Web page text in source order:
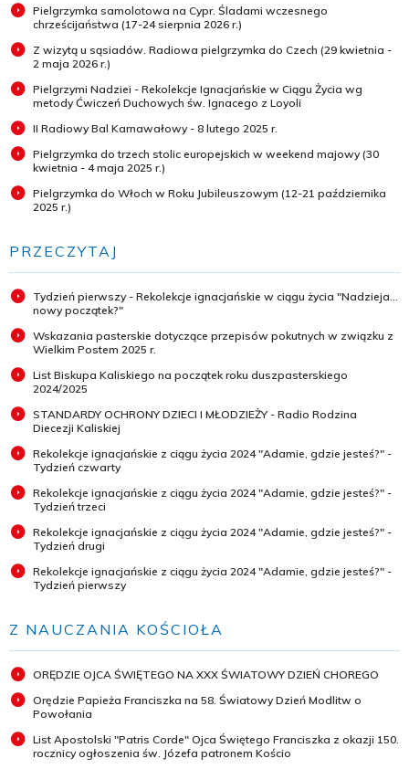
Pielgrzymka samolotowa na Cypr. Śladami wczesnego
chrześcijaństwa (17-24 sierpnia 2026 r.)
Z wizytą u sąsiadów. Radiowa pielgrzymka do Czech (29 kwietnia -
2 maja 2026 r.)
Pielgrzymi Nadziei - Rekolekcje Ignacjańskie w Ciągu Życia wg
metody Ćwiczeń Duchowych św. Ignacego z Loyoli
II Radiowy Bal Karnawałowy - 8 lutego 2025 r.
Pielgrzymka do trzech stolic europejskich w weekend majowy (30
kwietnia - 4 maja 2025 r.)
Pielgrzymka do Włoch w Roku Jubileuszowym (12-21 października
2025 r.)
PRZECZYTAJ
Tydzień pierwszy - Rekolekcje ignacjańskie w ciągu życia "Nadzieja...
nowy początek?"
Wskazania pasterskie dotyczące przepisów pokutnych w związku z
Wielkim Postem 2025 r.
List Biskupa Kaliskiego na początek roku duszpasterskiego
2024/2025
STANDARDY OCHRONY DZIECI I MŁODZIEŻY - Radio Rodzina
Diecezji Kaliskiej
Rekolekcje ignacjańskie z ciągu życia 2024 "Adamie, gdzie jesteś?" -
Tydzień czwarty
Rekolekcje ignacjańskie z ciągu życia 2024 "Adamie, gdzie jesteś?" -
Tydzień trzeci
Rekolekcje ignacjańskie z ciągu życia 2024 "Adamie, gdzie jesteś?" -
Tydzień drugi
Rekolekcje ignacjańskie z ciągu życia 2024 "Adamie, gdzie jesteś?" -
Tydzień pierwszy
Z NAUCZANIA KOŚCIOŁA
ORĘDZIE OJCA ŚWIĘTEGO NA XXX ŚWIATOWY DZIEŃ CHOREGO
Orędzie Papieża Franciszka na 58. Światowy Dzień Modlitw o
Powołania
List Apostolski "Patris Corde" Ojca Świętego Franciszka z okazji 150.
rocznicy ogłoszenia św. Józefa patronem Kościo